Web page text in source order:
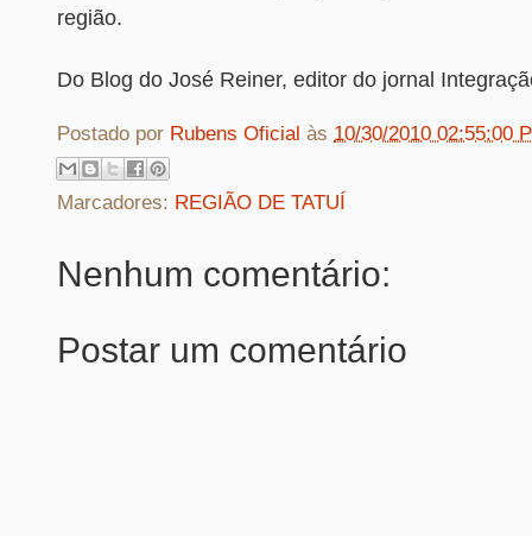
região.
Do Blog do José Reiner, editor do jornal
Postado por Rubens Oficial às 10/30/2010 02:55:00
Marcadores: REGIÃO DE TATUÍ
Nenhum comentário:
Postar um comentário